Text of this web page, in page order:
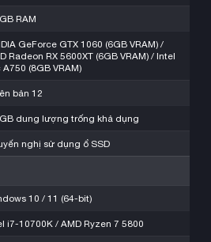
RAM
GeForce GTX 1060 (6GB VRAM) /
Radeon RX 5600XT (6GB VRAM) / Intel
A750 (8GB VRAM)
bản 12
dung lượng trống khả dụng
nghị sử dụng ổ SSD
10 / 11 (64-bit)
i7-10700K / AMD Ryzen 7 5800